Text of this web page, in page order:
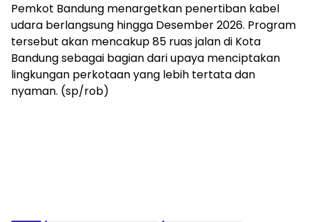
Pemkot Bandung menargetkan penertiban kabel
udara berlangsung hingga Desember 2026. Program
tersebut akan mencakup 85 ruas jalan di Kota
Bandung sebagai bagian dari upaya menciptakan
lingkungan perkotaan yang lebih tertata dan
nyaman. (sp/rob)